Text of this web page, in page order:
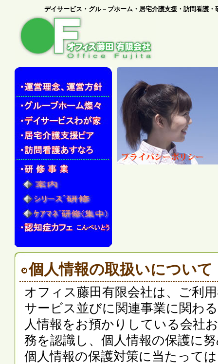
デイサービス・グル－プホーム・居宅介護支援・訪問看護
個人情報の取扱いについて
オフィス藤田有限会社は、ご利
サービス並びに関連事業に関わ
人情報をお預かりしている会社
務を認識し、個人情報の保護に
個人情報の保護対策に当たって